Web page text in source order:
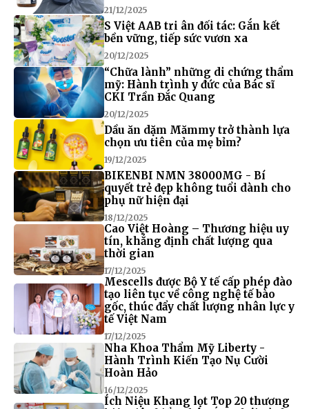
21/12/2025
S Việt AAB tri ân đối tác: Gắn kết
bền vững, tiếp sức vươn xa
20/12/2025
“Chữa lành” những di chứng thẩm
mỹ: Hành trình y đức của Bác sĩ
CKI Trần Đắc Quang
20/12/2025
Dầu ăn dặm Mămmy trở thành lựa
chọn ưu tiên của mẹ bỉm?
19/12/2025
BIKENBI NMN 38000MG - Bí
quyết trẻ đẹp không tuổi dành cho
phụ nữ hiện đại
18/12/2025
Cao Việt Hoàng – Thương hiệu uy
tín, khẳng định chất lượng qua
thời gian
17/12/2025
Mescells được Bộ Y tế cấp phép đào
tạo liên tục về công nghệ tế bào
gốc, thúc đẩy chất lượng nhân lực y
tế Việt Nam
17/12/2025
Nha Khoa Thẩm Mỹ Liberty -
Hành Trình Kiến Tạo Nụ Cười
Hoàn Hảo
16/12/2025
Ích Niệu Khang lọt Top 20 thương